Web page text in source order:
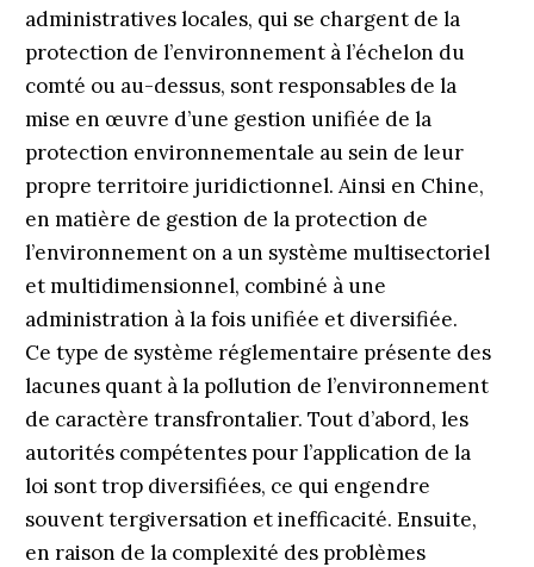
administratives locales, qui se chargent de la
protection de l’environnement à l’échelon du
comté ou au-dessus, sont responsables de la
mise en œuvre d’une gestion unifiée de la
protection environnementale au sein de leur
propre territoire juridictionnel. Ainsi en Chine,
en matière de gestion de la protection de
l’environnement on a un système multisectoriel
et multidimensionnel, combiné à une
administration à la fois unifiée et diversifiée.
Ce type de système réglementaire présente des
lacunes quant à la pollution de l’environnement
de caractère transfrontalier. Tout d’abord, les
autorités compétentes pour l’application de la
loi sont trop diversifiées, ce qui engendre
souvent tergiversation et inefficacité. Ensuite,
en raison de la complexité des problèmes